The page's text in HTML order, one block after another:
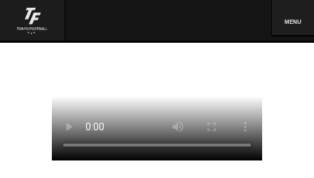
MENU